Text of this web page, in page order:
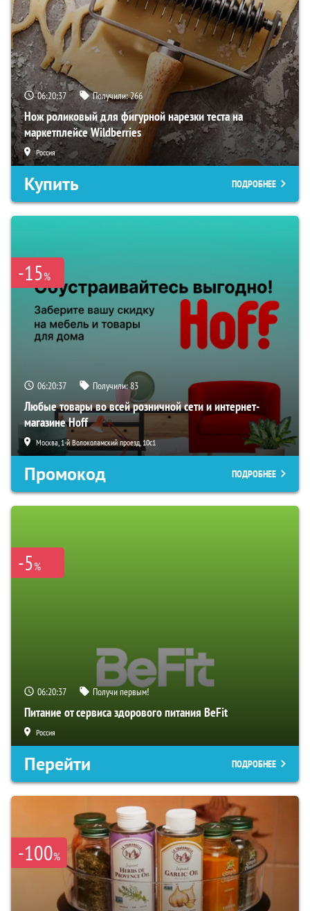
06:20:36 Получили:266
Нож роликовый для фигурной нарезки теста на
маркетплейсе Wildberries
Россия
Купить ПОДРОБНЕЕ
-15%
06:20:36 Получили:83
Любые товары во всей розничной сети и интернет-
магазине Hoff
Москва, 1-й Волоколамский проезд, 10с1
Промокод ПОДРОБНЕЕ
-5%
06:20:36 Получи первым!
Питание от сервиса здорового питания BeFit
Россия
Перейти ПОДРОБНЕЕ
-100%